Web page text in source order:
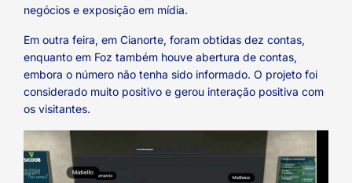
negócios e exposição em mídia.
Em outra feira, em Cianorte, foram obtidas dez contas,
enquanto em Foz também houve abertura de contas,
embora o número não tenha sido informado. O projeto foi
considerado muito positivo e gerou interação positiva com
os visitantes.